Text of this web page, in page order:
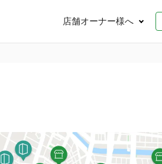
店舗オーナー様へ